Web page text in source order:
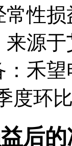
性
源
禾
度环
后